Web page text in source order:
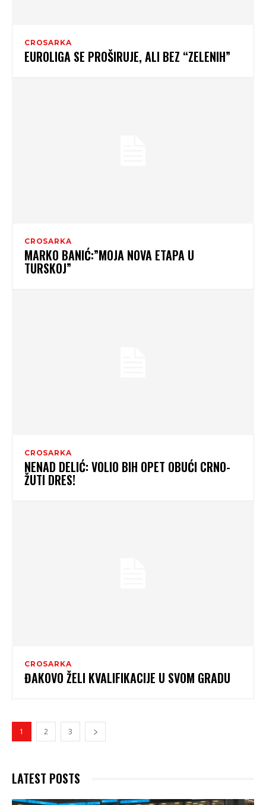
CROSARKA
EUROLIGA SE PROŠIRUJE, ALI BEZ “ZELENIH”
CROSARKA
MARKO BANIĆ:”MOJA NOVA ETAPA U
TURSKOJ”
CROSARKA
NENAD DELIĆ: VOLIO BIH OPET OBUĆI CRNO-
ŽUTI DRES!
CROSARKA
ĐAKOVO ŽELI KVALIFIKACIJE U SVOM GRADU
1 2 3
LATEST POSTS